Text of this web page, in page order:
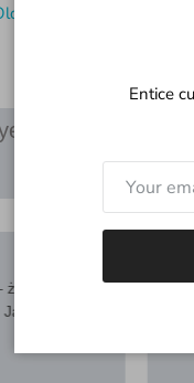
articles
Yarn & Fiber
Entice